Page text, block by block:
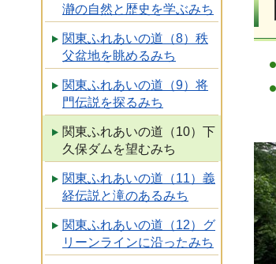
瀞の自然と歴史を学ぶみち
関東ふれあいの道（8）秩
父盆地を眺めるみち
関東ふれあいの道（9）将
門伝説を探るみち
関東ふれあいの道（10）下
久保ダムを望むみち
関東ふれあいの道（11）義
経伝説と滝のあるみち
関東ふれあいの道（12）グ
リーンラインに沿ったみち